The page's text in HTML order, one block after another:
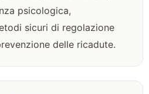
psicologica,
sicuri di regolazione
delle ricadute.